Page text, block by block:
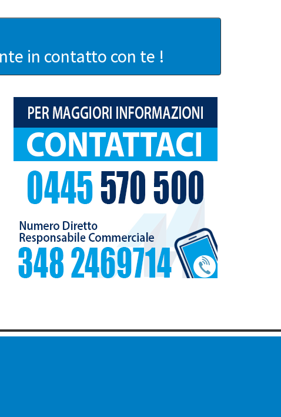
in contatto con te !